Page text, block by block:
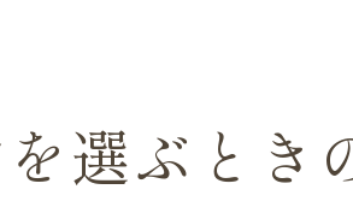
選ぶとき